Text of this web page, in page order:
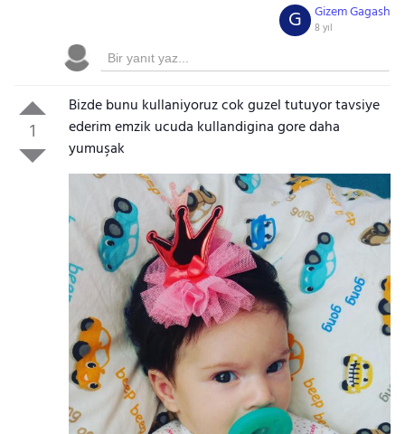
Gizem Gagash
8 yıl
G
1
Bizde bunu kullaniyoruz cok guzel tutuyor tavsiye
ederim emzik ucuda kullandigina gore daha
yumuşak